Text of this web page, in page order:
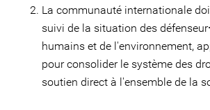
La communauté internationale
suivi de la situation des
humains et de l'environnement,
pour consolider le système des
soutien direct à l'ensemble de la